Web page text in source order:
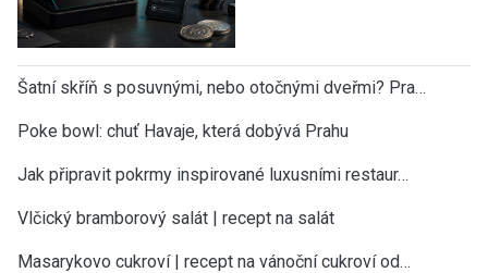
Šatní skříň s posuvnými, nebo otočnými dveřmi? Pra…
Poke bowl: chuť Havaje, která dobývá Prahu
Jak připravit pokrmy inspirované luxusními restaur…
Vlčický bramborový salát | recept na salát
Masarykovo cukroví | recept na vánoční cukroví od…